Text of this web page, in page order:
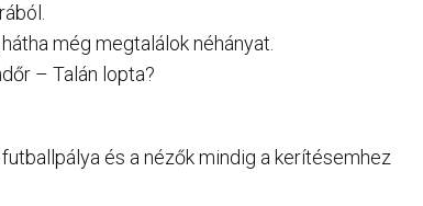
még megtalálok néhányat.
– Talán lopta?
és a nézők mindig a kerítésemhez